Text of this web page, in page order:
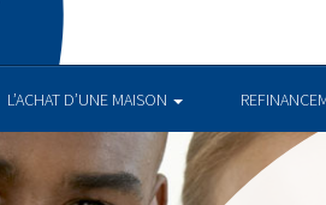
L’ACHAT D’UNE MAISON